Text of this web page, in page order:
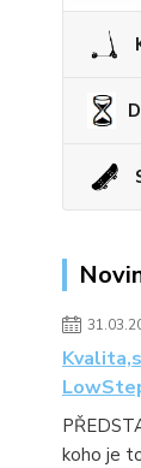
koho je